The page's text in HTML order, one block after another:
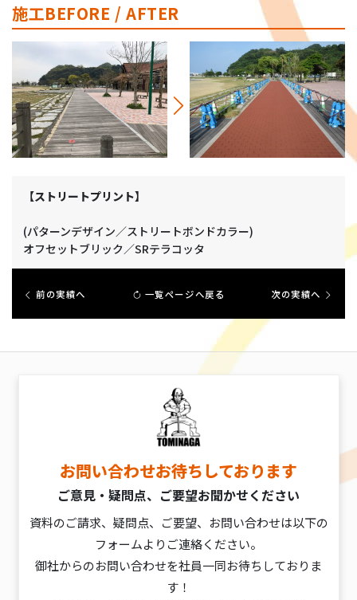
施工BEFORE / AFTER
【ストリートプリント】
(パターンデザイン／ストリートボンドカラー)
オフセットブリック／SRテラコッタ
前の実績へ 一覧ページへ戻る 次の実績へ
お問い合わせお待ちしております
ご意見・疑問点、ご要望お聞かせください
資料のご請求、疑問点、ご要望、お問い合わせは以下の
フォームよりご連絡ください。
御社からのお問い合わせを社員一同お待ちしておりま
す！